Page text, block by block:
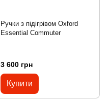
Ручки з підігрівом Oxford
Essential Commuter
3 600 грн
Купити